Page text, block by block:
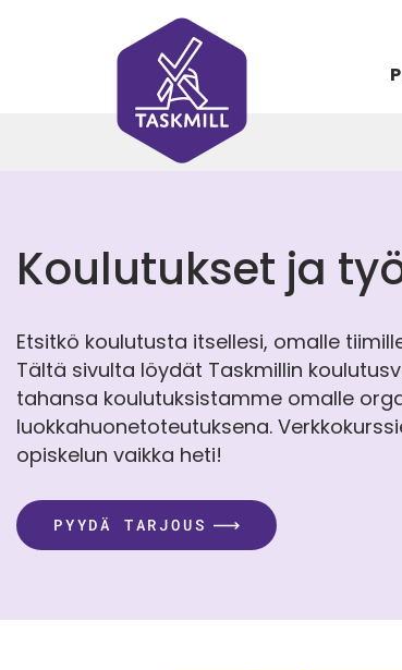
Koulutukset ja
Etsitkö koulutusta itsellesi, omalle
Tältä sivulta löydät Taskmillin
tahansa koulutuksistamme omalle
luokkahuonetoteutuksena.
opiskelun vaikka heti!
PYYDÄ TARJOUS